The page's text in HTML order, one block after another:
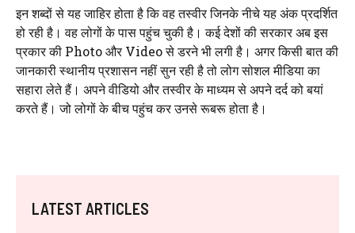
इन शब्दों से यह जाहिर होता है कि वह तस्वीर जिनके नीचे यह अंक प्रदर्शित
हो रही है। वह लोगों के पास पहुंच चुकी है। कई देशों की सरकार अब इस
प्रकार की Photo और Video से डरने भी लगी है। अगर किसी बात की
जानकारी स्थानीय प्रशासन नहीं सुन रही है तो लोग सोशल मीडिया का
सहारा लेते हैं। अपने वीडियो और तस्वीर के माध्यम से अपने दर्द को बयां
करते हैं। जो लोगों के बीच पहुंच कर उनसे रूबरू होता है।
LATEST ARTICLES